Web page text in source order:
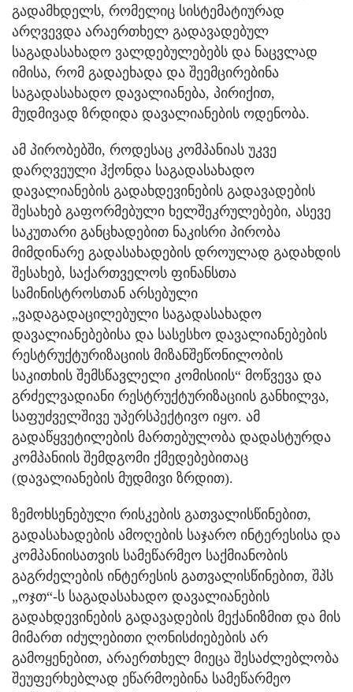
გადამხდელს, რომელიც სისტემატიურად
არღვევდა არაერთხელ გადავადებულ
საგადასახადო ვალდებულებებს და ნაცვლად
იმისა, რომ გადაეხადა და შეემცირებინა
საგადასახადო დავალიანება, პირიქით,
მუდმივად ზრდიდა დავალიანების ოდენობა.
ამ პირობებში, როდესაც კომპანიას უკვე
დარღვეული ჰქონდა საგადასახადო
დავალიანების გადახდევინების გადავადების
შესახებ გაფორმებული ხელშეკრულებები, ასევე
საკუთარი განცხადებით ნაკისრი პირობა
მიმდინარე გადასახადების დროულად გადახდის
შესახებ, საქართველოს ფინანსთა
სამინისტროსთან არსებული
„ვადაგადაცილებული საგადასახადო
დავალიანებებისა და სასესხო დავალიანებების
რესტრუქტურიზაციის მიზანშეწონილობის
საკითხის შემსწავლელი კომისიის“ მოწვევა და
გრძელვადიანი რესტრუქტურიზაციის განხილვა,
საფუძველშივე უპერსპექტივო იყო. ამ
გადაწყვეტილების მართებულობა დადასტურდა
კომპანიის შემდგომი ქმედებებითაც
(დავალიანების მუდმივი ზრდით).
ზემოხსენებული რისკების გათვალისწინებით,
გადასახადების ამოღების საჯარო ინტერესისა და
კომპანიისათვის სამეწარმეო საქმიანობის
გაგრძელების ინტერესის გათვალისწინებით, შპს
„ოჯთ“-ს საგადასახადო დავალიანების
გადახდევინების გადავადების მექანიზმით და მის
მიმართ იძულებითი ღონისძიებების არ
გამოყენებით, არაერთხელ მიეცა შესაძლებლობა
შეუფერხებლად ეწარმოებინა სამეწარმეო